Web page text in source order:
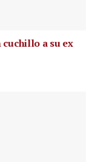
cuchillo a su ex